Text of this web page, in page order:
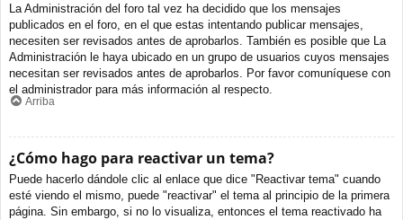
La Administración del foro tal vez ha decidido que los mensajes
publicados en el foro, en el que estas intentando publicar mensajes,
necesiten ser revisados antes de aprobarlos. También es posible que La
Administración le haya ubicado en un grupo de usuarios cuyos mensajes
necesitan ser revisados antes de aprobarlos. Por favor comuníquese con
el administrador para más información al respecto.
Arriba
¿Cómo hago para reactivar un tema?
Puede hacerlo dándole clic al enlace que dice "Reactivar tema" cuando
esté viendo el mismo, puede "reactivar" el tema al principio de la primera
página. Sin embargo, si no lo visualiza, entonces el tema reactivado ha